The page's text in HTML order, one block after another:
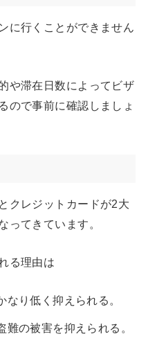
に行くことができません
や滞在日数によってビザ
ので事前に確認しましょ
クレジットカードが2大
ってきています。
る理由は
り低く抑えられる。
の被害を抑えられる。